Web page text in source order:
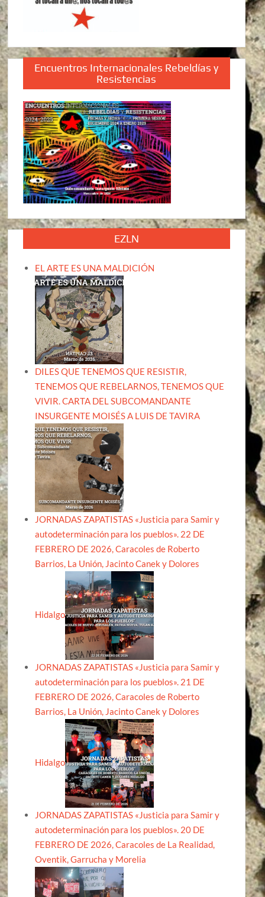
Encuentros Internacionales Rebeldías y
Resistencias
EZLN
EL ARTE ES UNA MALDICIÓN
DILES QUE TENEMOS QUE RESISTIR,
TENEMOS QUE REBELARNOS, TENEMOS QUE
VIVIR. CARTA DEL SUBCOMANDANTE
INSURGENTE MOISÉS A LUIS DE TAVIRA
JORNADAS ZAPATISTAS «Justicia para Samir y
autodeterminación para los pueblos». 22 DE
FEBRERO DE 2026, Caracoles de Roberto
Barrios, La Unión, Jacinto Canek y Dolores
Hidalgo
JORNADAS ZAPATISTAS «Justicia para Samir y
autodeterminación para los pueblos». 21 DE
FEBRERO DE 2026, Caracoles de Roberto
Barrios, La Unión, Jacinto Canek y Dolores
Hidalgo
JORNADAS ZAPATISTAS «Justicia para Samir y
autodeterminación para los pueblos». 20 DE
FEBRERO DE 2026, Caracoles de La Realidad,
Oventik, Garrucha y Morelia